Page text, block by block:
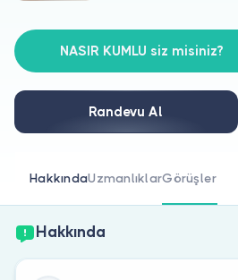
Doktorlar için
Doktor musunuz?
NASIR KUMLU siz misiniz?
Randevu Al
HakkındaUzmanlıklarGörüşler
Hakkında